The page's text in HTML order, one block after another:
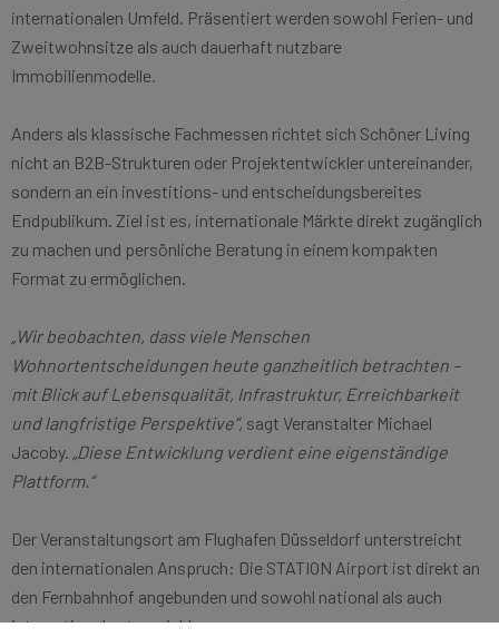
internationalen Umfeld. Präsentiert werden sowohl Ferien- und
Zweitwohnsitze als auch dauerhaft nutzbare
Immobilienmodelle.
Anders als klassische Fachmessen richtet sich Schöner Living
nicht an B2B-Strukturen oder Projektentwickler untereinander,
sondern an ein investitions- und entscheidungsbereites
Endpublikum. Ziel ist es, internationale Märkte direkt zugänglich
zu machen und persönliche Beratung in einem kompakten
Format zu ermöglichen.
„Wir beobachten, dass viele Menschen
Wohnortentscheidungen heute ganzheitlich betrachten –
mit Blick auf Lebensqualität, Infrastruktur, Erreichbarkeit
und langfristige Perspektive“, sagt Veranstalter Michael
Jacoby. „Diese Entwicklung verdient eine eigenständige
Plattform.“
Der Veranstaltungsort am Flughafen Düsseldorf unterstreicht
den internationalen Anspruch: Die STATION Airport ist direkt an
den Fernbahnhof angebunden und sowohl national als auch
international gut erreichbar.